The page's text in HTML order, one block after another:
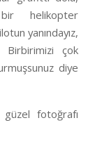
helikopter
yanındayız,
Birbirimizi çok
diye
fotoğrafı